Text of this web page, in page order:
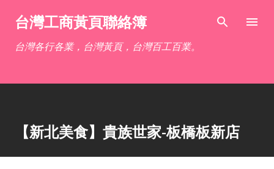
跳到主要內容
台灣工商黃頁聯絡簿
台灣各行各業，台灣黃頁，台灣百工百業。
【新北美食】貴族世家-板橋板新店